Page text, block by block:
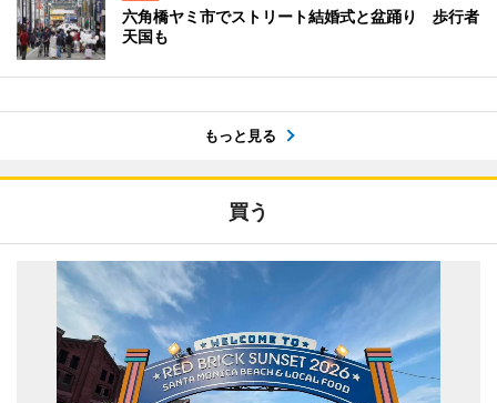
六角橋ヤミ市でストリート結婚式と盆踊り 歩行者
天国も
もっと見る
買う